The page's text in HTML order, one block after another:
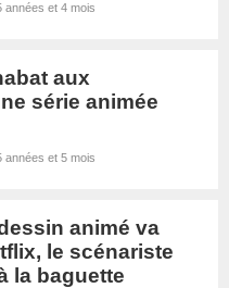
années et 4 mois
aux
série animée
années et 5 mois
animé va
le scénariste
la baguette